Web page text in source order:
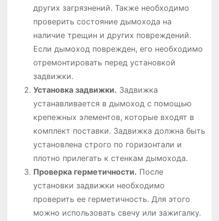
других загрязнений. Также необходимо
проверить состояние дымохода на
наличие трещин и других повреждений.
Если дымоход поврежден, его необходимо
отремонтировать перед установкой
задвижки.
Установка задвижки. Задвижка
устанавливается в дымоход с помощью
крепежных элементов, которые входят в
комплект поставки. Задвижка должна быть
установлена строго по горизонтали и
плотно прилегать к стенкам дымохода.
Проверка герметичности. После
установки задвижки необходимо
проверить ее герметичность. Для этого
можно использовать свечу или зажигалку.